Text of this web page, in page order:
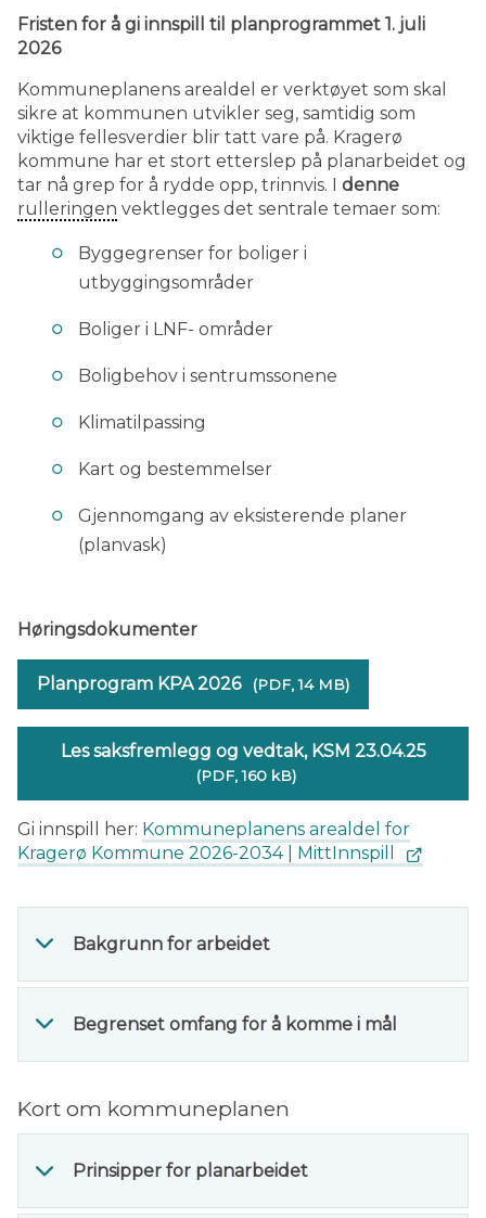
Fristen for å gi innspill til planprogrammet 1. juli
2026
Kommuneplanens arealdel er verktøyet som skal
sikre at kommunen utvikler seg, samtidig som
viktige fellesverdier blir tatt vare på. Kragerø
kommune har et stort etterslep på planarbeidet og
tar nå grep for å rydde opp, trinnvis. I denne
rulleringen vektlegges det sentrale temaer som:
Byggegrenser for boliger i
utbyggingsområder
Boliger i LNF- områder
Boligbehov i sentrumssonene
Klimatilpassing
Kart og bestemmelser
Gjennomgang av eksisterende planer
(planvask)
Høringsdokumenter
Planprogram KPA 2026 (PDF, 14 MB)
Les saksfremlegg og vedtak, KSM 23.04.25
(PDF, 160 kB)
Gi innspill her: Kommuneplanens arealdel for
Kragerø Kommune 2026-2034 | MittInnspill
Bakgrunn for arbeidet
Begrenset omfang for å komme i mål
Kort om kommuneplanen
Prinsipper for planarbeidet